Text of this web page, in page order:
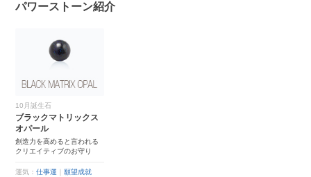
パワーストーン紹介
10月誕生石
ブラックマトリックス
オパール
創造力を高めると言われる
クリエイティブのお守り
運気：仕事運
願望成就